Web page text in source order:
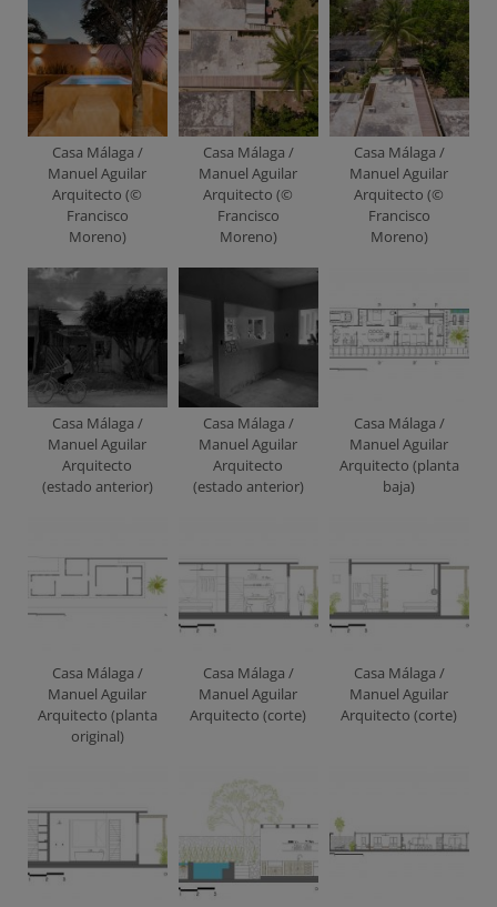
Casa Málaga /
Manuel Aguilar
Arquitecto (©
Francisco
Moreno)
Casa Málaga /
Manuel Aguilar
Arquitecto (©
Francisco
Moreno)
Casa Málaga /
Manuel Aguilar
Arquitecto (©
Francisco
Moreno)
Casa Málaga /
Manuel Aguilar
Arquitecto
(estado anterior)
Casa Málaga /
Manuel Aguilar
Arquitecto
(estado anterior)
Casa Málaga /
Manuel Aguilar
Arquitecto (planta
baja)
Casa Málaga /
Manuel Aguilar
Arquitecto (planta
original)
Casa Málaga /
Manuel Aguilar
Arquitecto (corte)
Casa Málaga /
Manuel Aguilar
Arquitecto (corte)